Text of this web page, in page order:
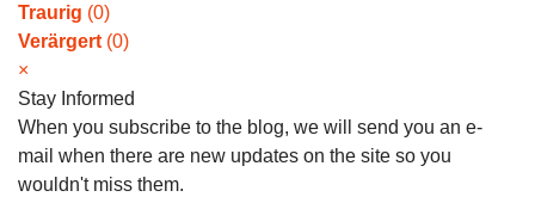
Traurig (0)
Verärgert (0)
×
Stay Informed
When you subscribe to the blog, we will send you an e-
mail when there are new updates on the site so you
wouldn't miss them.